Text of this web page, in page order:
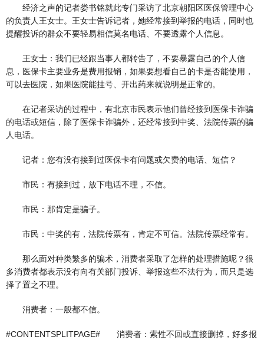
经济之声的记者娄书铭就此专门采访了北京朝阳区医保管理中心
的负责人王女士。王女士告诉记者，她经常接到举报的电话，同时也
提醒投诉的群众不要轻易相信莫名电话、不要透露个人信息。
王女士：我们已经跟当事人都转告了，不要暴露自己的个人信
息，医保卡主要业务是费用报销，如果要想看自己的卡是否能使用，
可以去医院，如果医院能挂号、开出药来就说明是正常的。
在记者采访的过程中，有北京市民表示他们曾经接到医保卡诈骗
的电话或短信，除了医保卡诈骗外，还经常接到中奖、法院传票的骗
人电话。
记者：您有没有接到过医保卡有问题或欠费的电话、短信？
市民：有接到过，放下电话不理，不信。
市民：那肯定是骗子。
市民：中奖的有，法院传票有，肯定不可信。法院传票经常有。
那么面对种类繁多的骗术，消费者采取了怎样的处理措施呢？很
多消费者都表示没有向有关部门投诉、举报这些不法行为，而只是选
择了置之不理。
消费者：一般都不信。
#CONTENTSPLITPAGE# 消费者：索性不回或直接删掉，好多报